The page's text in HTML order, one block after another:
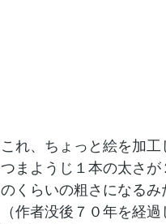
これ、ちょっと絵を加工
つまようじ１本の太さ
のくらいの粗さになるみ
（作者没後７０年を経